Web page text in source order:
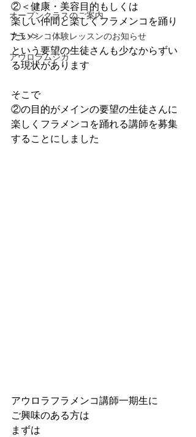
オープンクラスのご案内
フラメンコ体験レッスンのお知らせ
アウロラムジカ
②＜健康・美容目的もしくは
楽しい仲間と楽しくフラメンコを踊り
たい＞
という要望の生徒さんも少なからずい
る現状があります
そこで
②の目的がメインの要望の生徒さんに
楽しくフラメンコを踊れる講師を募集
することにしました
アウロラフラメンコ講師一期生に
ご興味のある方は
まずは